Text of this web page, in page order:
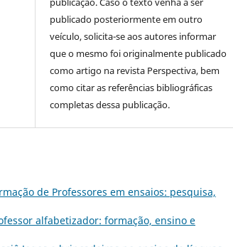
publicado posteriormente em outro
veículo, solicita-se aos autores informar
que o mesmo foi originalmente publicado
como artigo na revista Perspectiva, bem
como citar as referências bibliográficas
completas dessa publicação.
de Professores em ensaios: pesquisa,
alfabetizador: formação, ensino e